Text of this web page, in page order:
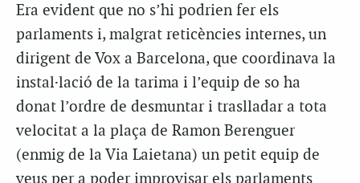
Era evident que no s’hi podrien fer els
parlaments i, malgrat reticències internes, un
dirigent de Vox a Barcelona, que coordinava la
instal·lació de la tarima i l’equip de so ha
donat l’ordre de desmuntar i traslladar a tota
velocitat a la plaça de Ramon Berenguer
(enmig de la Via Laietana) un petit equip de
veus per a poder improvisar els parlaments